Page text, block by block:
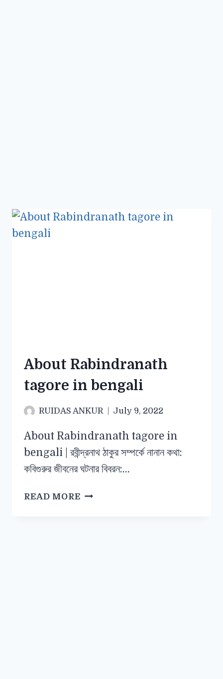
About Rabindranath
tagore in bengali
RUIDAS ANKUR July 9, 2022
About Rabindranath tagore in
bengali | রবীন্দ্রনাথ ঠাকুর সম্পর্কে নানান কথা:
কবিগুরুর জীবনের ঘটনার বিবরন:…
READ MORE